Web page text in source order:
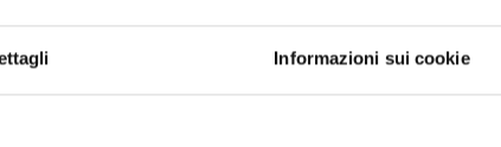
Informazioni sui cookie
IL MENSILE
LUGLIO-